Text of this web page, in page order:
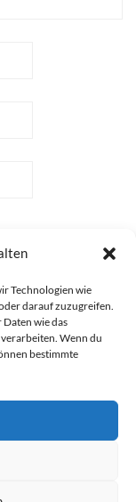
Technologien wie
darauf zuzugreifen.
wie das
Wenn du
bestimmte
Google Analytics
Es wird ein
Daten bei